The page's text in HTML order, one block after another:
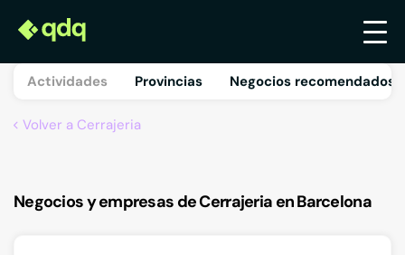
Actividades Provincias Negocios recomendados
Volver a Cerrajeria
Negocios y empresas de Cerrajeria en Barcelona